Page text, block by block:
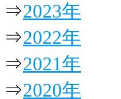
⇒2023年
⇒2022年
⇒2021年
⇒2020年